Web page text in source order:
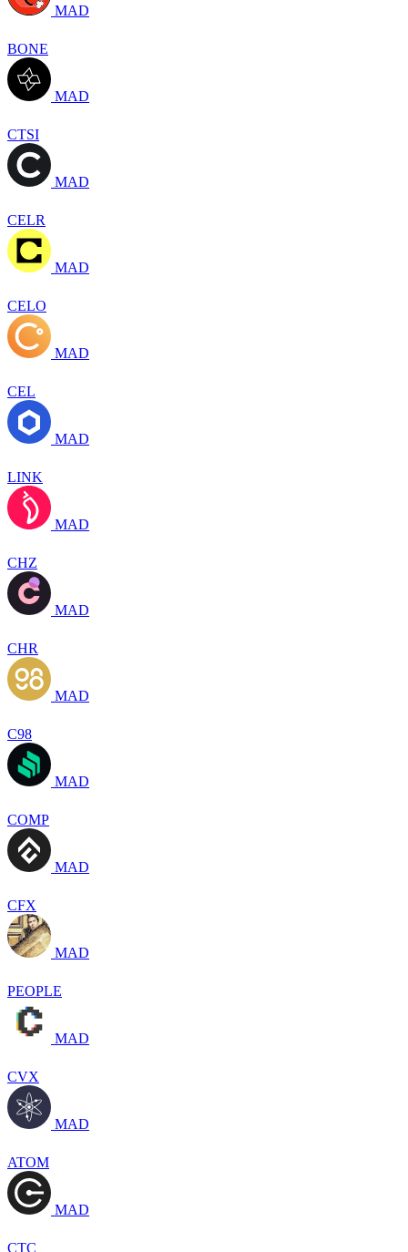
MAD
BONE
MAD
CTSI
MAD
CELR
MAD
CELO
MAD
CEL
MAD
LINK
MAD
CHZ
MAD
CHR
MAD
C98
MAD
COMP
MAD
CFX
MAD
PEOPLE
MAD
CVX
MAD
ATOM
MAD
CTC